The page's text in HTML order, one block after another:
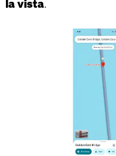
la vista.